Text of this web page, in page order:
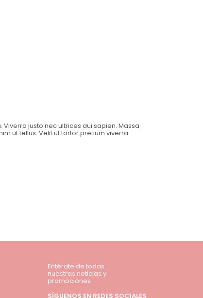
justo nec ultrices dui sapien. Massa
ut tellus. Velit ut tortor pretium viverra
Entérate de todas
nuestras noticias y
promociones
SÍGUENOS EN REDES SOCIALES